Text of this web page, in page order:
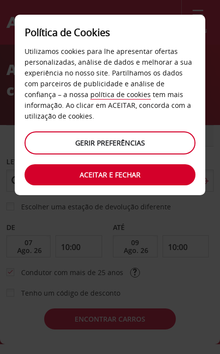
Menu
Welcome
AvisAluguer de
carros Colômbia
CARRO COMERCIAIS
LEVANTAR EM
Escolher uma estação de devolução diferente
DE ATÉ
Condutor com mais de 25 anos
Tenho um código de desconto
ENCONTRAR CARROS
Política de Cookies
Utilizamos cookies para lhe apresentar ofertas
personalizadas, análise de dados e melhorar a sua
experiência no nosso site. Partilhamos os dados
com parceiros de publicidade e análise de
confiança – a nossa política de cookies tem mais
informação. Ao clicar em ACEITAR, concorda com a
utilização de cookies.
GERIR PREFERÊNCIAS
ACEITAR E FECHAR